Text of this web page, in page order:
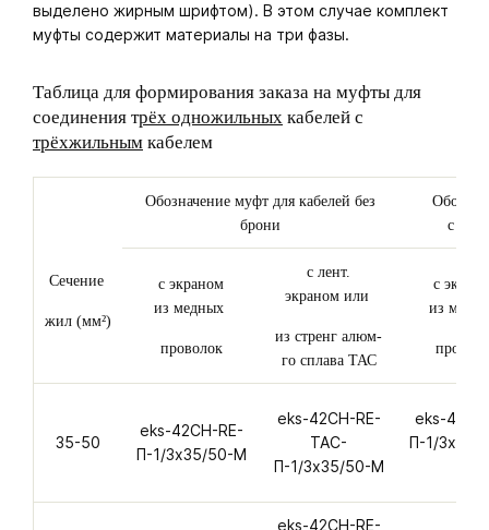
выделено жирным шрифтом). В этом случае комплект
муфты содержит материалы на три фазы.
Таблица для формирования заказа на муфты для
соединения трёх одножильных кабелей с
трёхжильным кабелем
Сечение
жил (мм²)
Обозначение муфт для кабелей без
брони
с
с экраном
из медных
проволок
с лент.
экраном или
из стренг алюм-
го сплава ТАС
с
из
35-50
eks-42CH-RE-
П-1/3х35/50-M
eks-42CH-RE-
ТАС-
П-1/3х35/50-M
eks-
П-1/3х35/
eks-42CH-RE-